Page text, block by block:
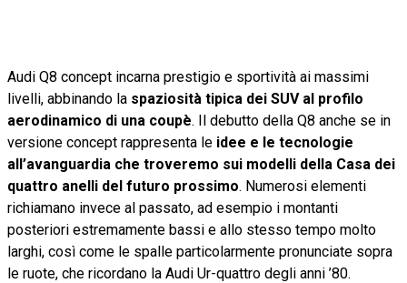
Audi Q8 concept incarna prestigio e sportività ai massimi
livelli, abbinando la spaziosità tipica dei SUV al profilo
aerodinamico di una coupè. Il debutto della Q8 anche se in
versione concept rappresenta le idee e le tecnologie
all’avanguardia che troveremo sui modelli della Casa dei
quattro anelli del futuro prossimo. Numerosi elementi
richiamano invece al passato, ad esempio i montanti
posteriori estremamente bassi e allo stesso tempo molto
larghi, così come le spalle particolarmente pronunciate sopra
le ruote, che ricordano la Audi Ur-quattro degli anni ’80.